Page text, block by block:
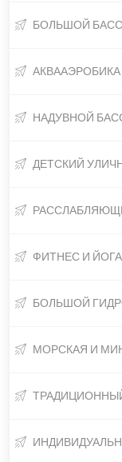
БОЛЬШОЙ
АКВААЭРОБИКА
НАДУВНОЙ
ДЕТСКИЙ
ФИТНЕС И ЙОГА
БОЛЬШОЙ
МОРСКАЯ И